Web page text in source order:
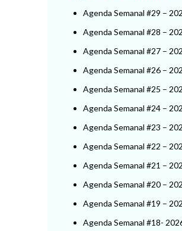
Agenda Semanal #29 –
Agenda Semanal #28 –
Agenda Semanal #27 –
Agenda Semanal #26 –
Agenda Semanal #25 –
Agenda Semanal #24 –
Agenda Semanal #23 –
Agenda Semanal #22 –
Agenda Semanal #21 –
Agenda Semanal #20 –
Agenda Semanal #19 –
Agenda Semanal #18-